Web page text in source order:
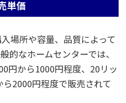
単価
場所や容量、品質によって
的なホームセンターでは、
円から1000円程度、20リッ
2000円程度で販売されて